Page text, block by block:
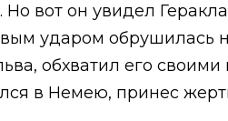
вот он увидел
ударом обрушилась
обхватил его своими
в Немею, принес